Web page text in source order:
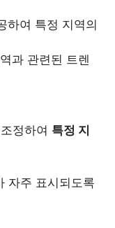
하여 특정 지역의
과 관련된 트렌
정하여 특정 지
자주 표시되도록